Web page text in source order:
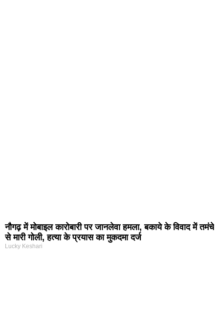
नौगढ़ में मोबाइल कारोबारी पर जानलेवा हमला, बकाये के विवाद में तमंचे
से मारी गोली, हत्या के प्रयास का मुकदमा दर्ज
Lucky Keshari